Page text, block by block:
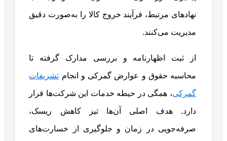
نهادهای مرتبط، فرآیند خروج کالا را به‌صورت دقیق
مدیریت می‌کنند.
از ثبت اظهارنامه و بررسی مدارک گرفته تا
محاسبه حقوق و عوارض گمرکی و انجام تشریفات
گمرکی، همگی در حیطه خدمات این شرکت‌ها قرار
دارد. هدف اصلی آن‌ها تیز کاهش ریسک،
صرفه‌جویی در زمان و جلوگیری از خسارت‌های